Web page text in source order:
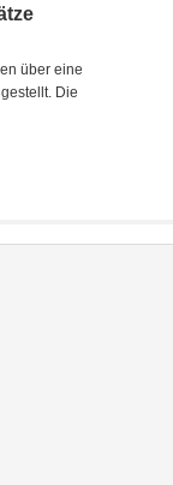
über eine
Die